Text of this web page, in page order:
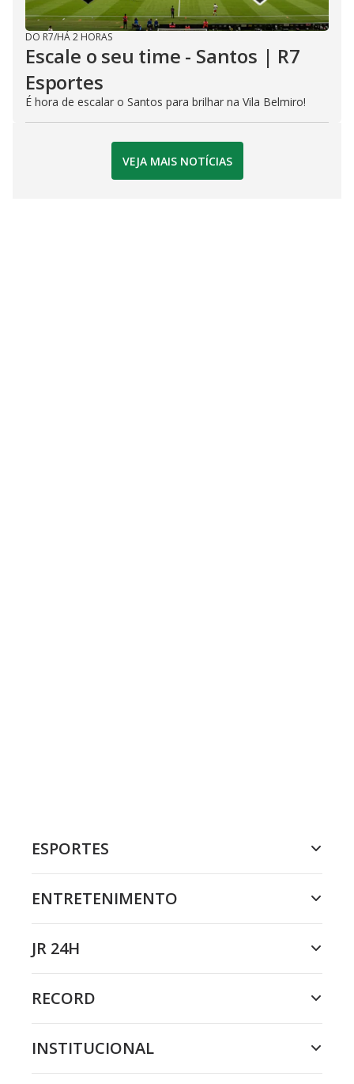
DO R7/HÁ 2 HORAS
Escale o seu time - Santos | R7
Esportes
É hora de escalar o Santos para brilhar na Vila Belmiro!
VEJA MAIS NOTÍCIAS
ESPORTES
ENTRETENIMENTO
JR 24H
RECORD
INSTITUCIONAL